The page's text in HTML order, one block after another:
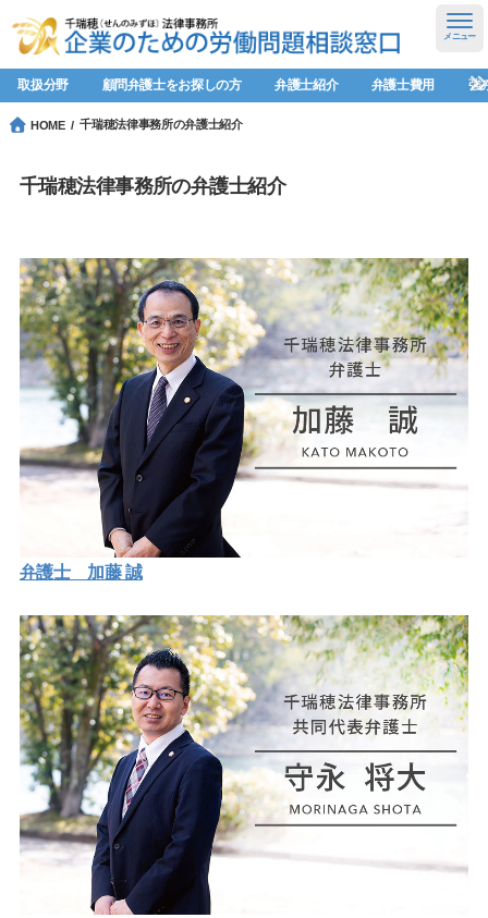
取扱分野 顧問弁護士をお探しの方 弁護士紹介 弁護士費用 強
メニュー
HOME 千瑞穂法律事務所の弁護士紹介
千瑞穂法律事務所の弁護士紹介
弁護士 加藤 誠